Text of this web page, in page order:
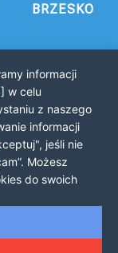
BRZESKO
informacji
w celu
z naszego
informacji
jeśli nie
Możesz
do swoich